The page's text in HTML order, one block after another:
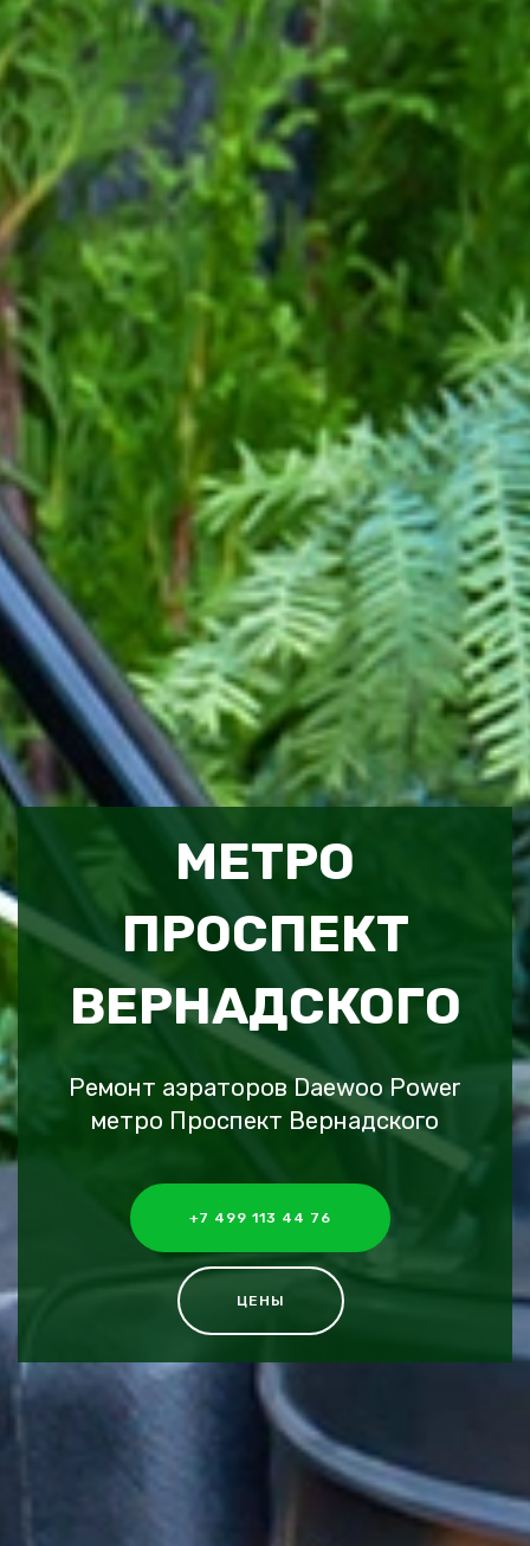
МЕТРО
ПРОСПЕКТ
ВЕРНАДСКОГО
Ремонт аэраторов Daewoo Power
метро Проспект Вернадского
+7 499 113 44 76
ЦЕНЫ